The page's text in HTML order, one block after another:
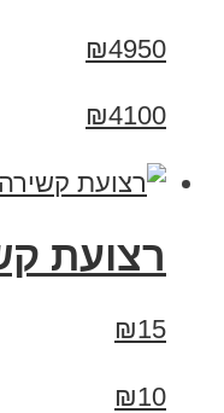
₪4950
₪4100
רצועת
₪15
₪10